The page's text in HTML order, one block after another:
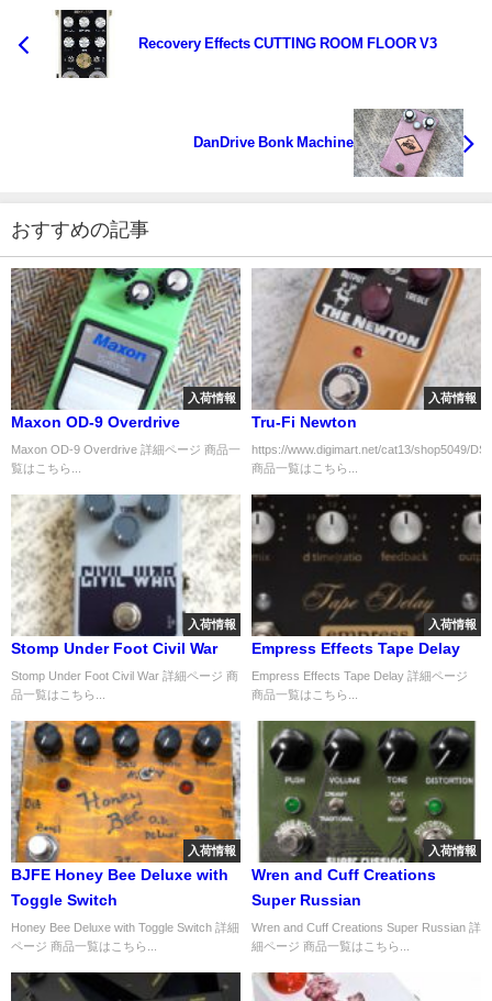
Recovery Effects CUTTING ROOM FLOOR V3
DanDrive Bonk Machine
おすすめの記事
入荷情報
Maxon OD-9 Overdrive
Maxon OD-9 Overdrive 詳細ページ 商品一
覧はこちら...
入荷情報
Tru-Fi Newton
https://www.digimart.net/cat13/shop5049/
商品一覧はこちら...
入荷情報
Stomp Under Foot Civil War
Stomp Under Foot Civil War 詳細ページ 商
品一覧はこちら...
入荷情報
Empress Effects Tape Delay
Empress Effects Tape Delay 詳細ページ
商品一覧はこちら...
入荷情報
BJFE Honey Bee Deluxe with
Toggle Switch
Honey Bee Deluxe with Toggle Switch 詳細
ページ 商品一覧はこちら...
入荷情報
Wren and Cuff Creations
Super Russian
Wren and Cuff Creations Super Russian 詳
細ページ 商品一覧はこちら...